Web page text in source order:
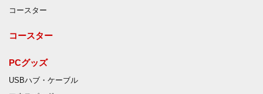
コースター
コースター
PCグッズ
USBハブ・ケーブル